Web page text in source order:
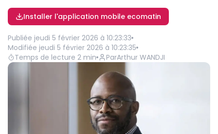
Installer l'application mobile ecomatin
Publiée jeudi 5 février 2026 à 10:23:33
Modifiée jeudi 5 février 2026 à 10:23:35
Temps de lecture 2 min ParArthur WANDJI